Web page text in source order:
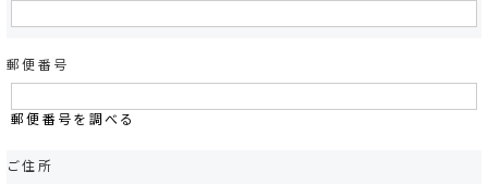
郵便番号
郵便番号を調べる
ご住所